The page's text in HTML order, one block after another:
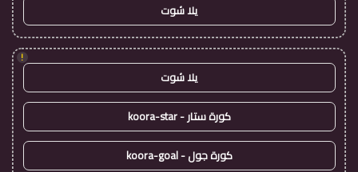
يلا شوت
!
يلا شوت
كورة ستار - koora-star
كورة جول - koora-goal